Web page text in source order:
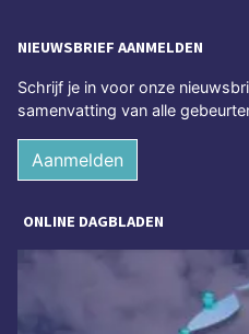
NIEUWSBRIEF AANMELDEN
Schrijf je in voor onze
samenvatting van alle
Aanmelden
ONLINE DAGBLADEN